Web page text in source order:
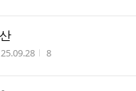
작성시간
25.09.28 조회수
8